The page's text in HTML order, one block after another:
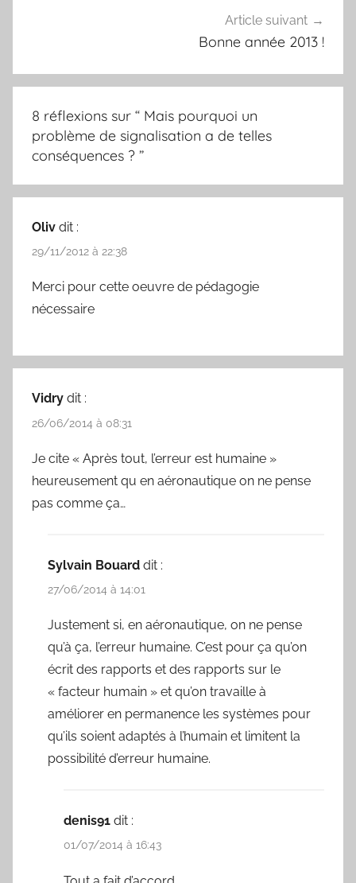
Article suivant
Bonne année 2013 !
8 réflexions sur “ Mais pourquoi un
problème de signalisation a de telles
conséquences ? ”
Oliv dit :
29/11/2012 à 22:38
Merci pour cette oeuvre de pédagogie
nécessaire
Vidry dit :
26/06/2014 à 08:31
Je cite « Après tout, l’erreur est humaine »
heureusement qu en aéronautique on ne pense
pas comme ça…
Sylvain Bouard dit :
27/06/2014 à 14:01
Justement si, en aéronautique, on ne pense
qu’à ça, l’erreur humaine. C’est pour ça qu’on
écrit des rapports et des rapports sur le
« facteur humain » et qu’on travaille à
améliorer en permanence les systèmes pour
qu’ils soient adaptés à l’humain et limitent la
possibilité d’erreur humaine.
denis91 dit :
01/07/2014 à 16:43